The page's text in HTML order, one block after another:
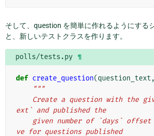
そして、question を簡単に作れるようにする
と、新しいテストクラスを作ります。
polls/tests.py ¶
def create_question(question_text ,
"""
ext` and published the
ve for questions published